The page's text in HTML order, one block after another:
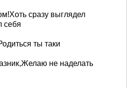
сразу выглядел
себя
ты таки
не наделать